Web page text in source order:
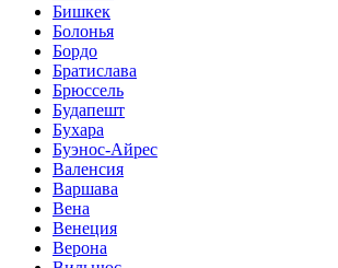
Бишкек
Болонья
Бордо
Братислава
Брюссель
Будапешт
Бухара
Буэнос-Айрес
Валенсия
Варшава
Вена
Венеция
Верона